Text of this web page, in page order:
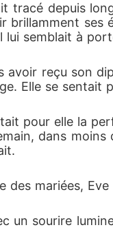
tracé depuis
brillamment ses
semblait à
avoir reçu son
Elle se
pour elle la
dans
des mariées,
un sourire